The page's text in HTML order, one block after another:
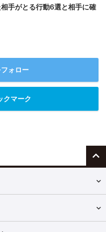
手がとる行動6選と相手に確
ォロー
クマーク